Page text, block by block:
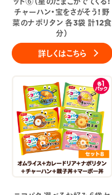
チャーハン・宝をさがそう！野
菜のナポリタン 各3袋 計12食
分）
詳しくはこちら